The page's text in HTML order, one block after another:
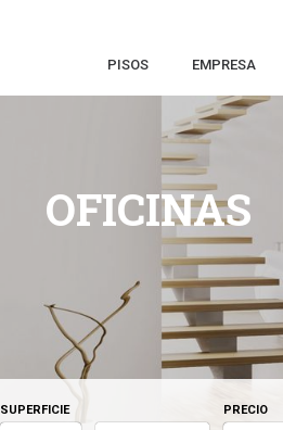
PISOS EMPRESA
OFICINAS
SUPERFICIE PRECIO